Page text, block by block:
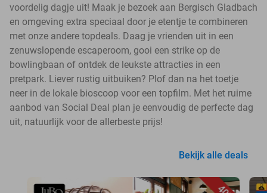
voordelig dagje uit! Maak je bezoek aan Bergisch Gladbach
en omgeving extra speciaal door je etentje te combineren
met onze andere topdeals. Daag je vrienden uit in een
zenuwslopende escaperoom, gooi een strike op de
bowlingbaan of ontdek de leukste attracties in een
pretpark. Liever rustig uitbuiken? Plof dan na het toetje
neer in de lokale bioscoop voor een topfilm. Met het ruime
aanbod van Social Deal plan je eenvoudig de perfecte dag
uit, natuurlijk voor de allerbeste prijs!
Bekijk alle deals